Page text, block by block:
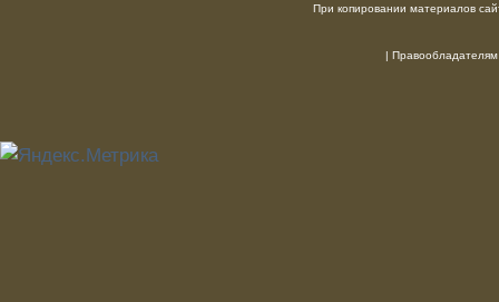
При копировании материалов
| Правообладателям